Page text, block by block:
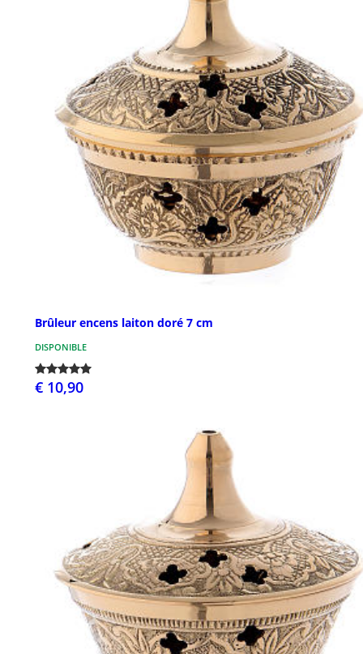
Brûleur encens laiton doré 7 cm
DISPONIBLE
€ 10,90